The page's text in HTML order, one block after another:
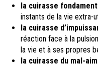
la cuirasse
instants de la vie extra-
la cuirasse
réaction face à la
la vie et à ses propres
la cuirasse du mal-